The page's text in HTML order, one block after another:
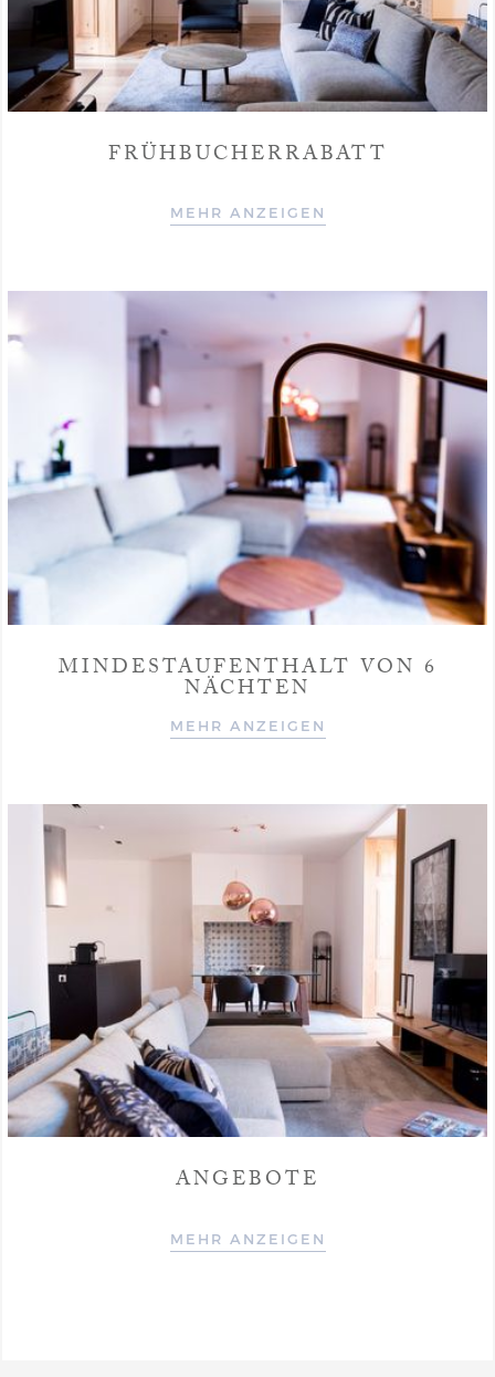
FRÜHBUCHERRABATT
MEHR ANZEIGEN
MINDESTAUFENTHALT VON 6
NÄCHTEN
MEHR ANZEIGEN
ANGEBOTE
MEHR ANZEIGEN